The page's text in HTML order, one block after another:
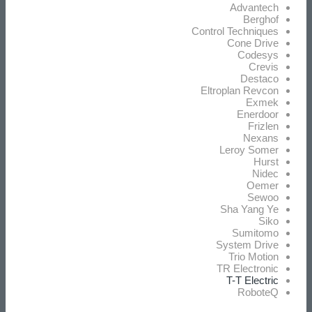
Advantech
Berghof
Control Techniques
Cone Drive
Codesys
Crevis
Destaco
Eltroplan Revcon
Exmek
Enerdoor
Frizlen
Nexans
Leroy Somer
Hurst
Nidec
Oemer
Sewoo
Sha Yang Ye
Siko
Sumitomo
System Drive
Trio Motion
TR Electronic
T-T Electric
RoboteQ